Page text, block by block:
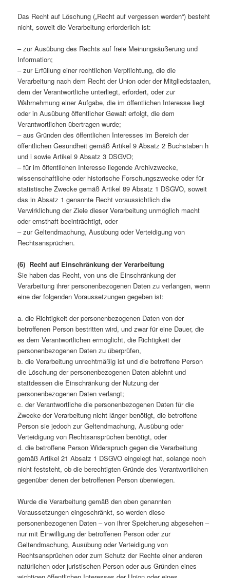
Das Recht auf Löschung („Recht auf vergessen werden“) besteht
nicht, soweit die Verarbeitung erforderlich ist:
– zur Ausübung des Rechts auf freie Meinungsäußerung und
Information;
– zur Erfüllung einer rechtlichen Verpflichtung, die die
Verarbeitung nach dem Recht der Union oder der Mitgliedstaaten,
dem der Verantwortliche unterliegt, erfordert, oder zur
Wahrnehmung einer Aufgabe, die im öffentlichen Interesse liegt
oder in Ausübung öffentlicher Gewalt erfolgt, die dem
Verantwortlichen übertragen wurde;
– aus Gründen des öffentlichen Interesses im Bereich der
öffentlichen Gesundheit gemäß Artikel 9 Absatz 2 Buchstaben h
und i sowie Artikel 9 Absatz 3 DSGVO;
– für im öffentlichen Interesse liegende Archivzwecke,
wissenschaftliche oder historische Forschungszwecke oder für
statistische Zwecke gemäß Artikel 89 Absatz 1 DSGVO, soweit
das in Absatz 1 genannte Recht voraussichtlich die
Verwirklichung der Ziele dieser Verarbeitung unmöglich macht
oder ernsthaft beeinträchtigt, oder
– zur Geltendmachung, Ausübung oder Verteidigung von
Rechtsansprüchen.
(6) Recht auf Einschränkung der Verarbeitung
Sie haben das Recht, von uns die Einschränkung der
Verarbeitung ihrer personenbezogenen Daten zu verlangen, wenn
eine der folgenden Voraussetzungen gegeben ist:
a. die Richtigkeit der personenbezogenen Daten von der
betroffenen Person bestritten wird, und zwar für eine Dauer, die
es dem Verantwortlichen ermöglicht, die Richtigkeit der
personenbezogenen Daten zu überprüfen,
b. die Verarbeitung unrechtmäßig ist und die betroffene Person
die Löschung der personenbezogenen Daten ablehnt und
stattdessen die Einschränkung der Nutzung der
personenbezogenen Daten verlangt;
c. der Verantwortliche die personenbezogenen Daten für die
Zwecke der Verarbeitung nicht länger benötigt, die betroffene
Person sie jedoch zur Geltendmachung, Ausübung oder
Verteidigung von Rechtsansprüchen benötigt, oder
d. die betroffene Person Widerspruch gegen die Verarbeitung
gemäß Artikel 21 Absatz 1 DSGVO eingelegt hat, solange noch
nicht feststeht, ob die berechtigten Gründe des Verantwortlichen
gegenüber denen der betroffenen Person überwiegen.
Wurde die Verarbeitung gemäß den oben genannten
Voraussetzungen eingeschränkt, so werden diese
personenbezogenen Daten – von ihrer Speicherung abgesehen –
nur mit Einwilligung der betroffenen Person oder zur
Geltendmachung, Ausübung oder Verteidigung von
Rechtsansprüchen oder zum Schutz der Rechte einer anderen
natürlichen oder juristischen Person oder aus Gründen eines